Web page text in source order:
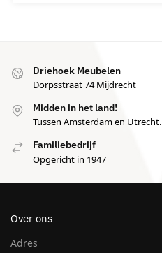
Driehoek Meubelen
Dorpsstraat 74 Mijdrecht
Midden in het land!
Tussen Amsterdam en Utrecht.
Familiebedrijf
Opgericht in 1947
Over ons
Adres